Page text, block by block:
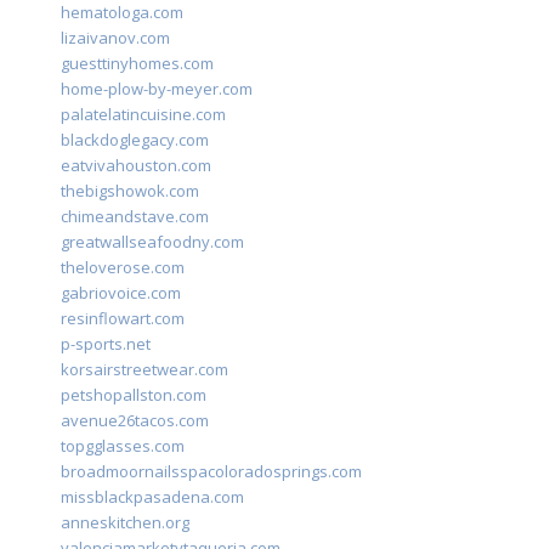
hematologa.com
lizaivanov.com
guesttinyhomes.com
home-plow-by-meyer.com
palatelatincuisine.com
blackdoglegacy.com
eatvivahouston.com
thebigshowok.com
chimeandstave.com
greatwallseafoodny.com
theloverose.com
gabriovoice.com
resinflowart.com
p-sports.net
korsairstreetwear.com
petshopallston.com
avenue26tacos.com
topgglasses.com
broadmoornailsspacoloradosprings.com
missblackpasadena.com
anneskitchen.org